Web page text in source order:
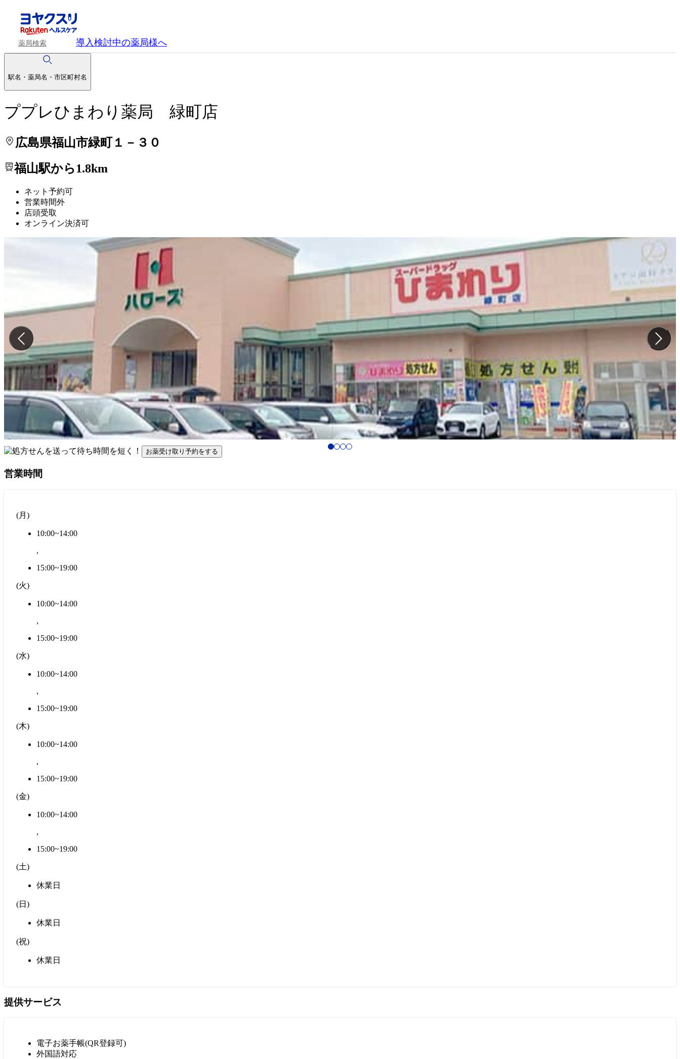
薬局検索 導入検討中の薬局様へ
駅名・薬局名・市区町村名
ププレひまわり薬局 緑町店
広島県福山市緑町１－３０
福山駅から1.8km
ネット予約可
営業時間外
店頭受取
オンライン決済可
処方せんを送って待ち時間を短く！
お薬受け取り予約をする
営業時間
(月 )
10:00~14:00
,
15:00~19:00
(火)
10:00~14:00
,
15:00~19:00
(水)
10:00~14:00
,
15:00~19:00
(木)
10:00~14:00
,
15:00~19:00
(金)
10:00~14:00
,
15:00~19:00
(土)
休業日
(日 )
休業日
(祝)
休業日
提供サービス
電子お薬手帳(QR登録可)
外国語対応
処方せんを送って待ち時間を短く！